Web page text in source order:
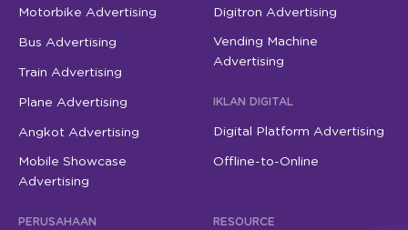
Motorbike Advertising
Bus Advertising
Train Advertising
Plane Advertising
Angkot Advertising
Mobile Showcase
Advertising
Digitron Advertising
Vending Machine
Advertising
IKLAN DIGITAL
Digital Platform Advertising
Offline-to-Online
PERUSAHAAN RESOURCE